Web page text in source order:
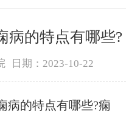
病的特点有哪些?
日期：2023-10-22
的特点有哪些?痫